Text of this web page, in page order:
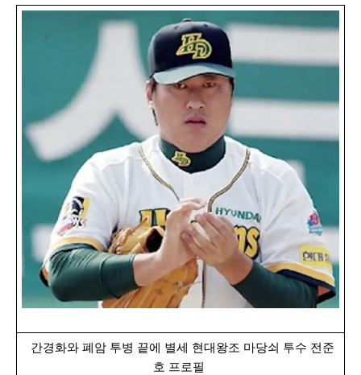
간경화와 폐암 투병 끝에 별세 현대왕조 마당쇠 투수 전준
호 프로필